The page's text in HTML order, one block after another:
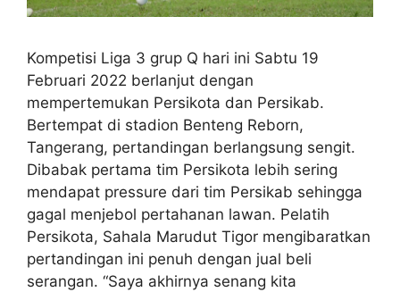
Kompetisi Liga 3 grup Q hari ini Sabtu 19
Februari 2022 berlanjut dengan
mempertemukan Persikota dan Persikab.
Bertempat di stadion Benteng Reborn,
Tangerang, pertandingan berlangsung sengit.
Dibabak pertama tim Persikota lebih sering
mendapat pressure dari tim Persikab sehingga
gagal menjebol pertahanan lawan. Pelatih
Persikota, Sahala Marudut Tigor mengibaratkan
pertandingan ini penuh dengan jual beli
serangan. “Saya akhirnya senang kita